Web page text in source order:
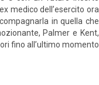
medico dell’esercito ora
in quella che
Palmer e Kent,
fino all’ultimo momento